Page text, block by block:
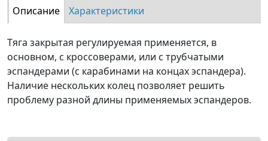
Описание Характеристики
Тяга закрытая регулируемая применяется, в
основном, с кроссоверами, или с трубчатыми
эспандерами (с карабинами на концах эспандера).
Наличие нескольких колец позволяет решить
проблему разной длины применяемых эспандеров.